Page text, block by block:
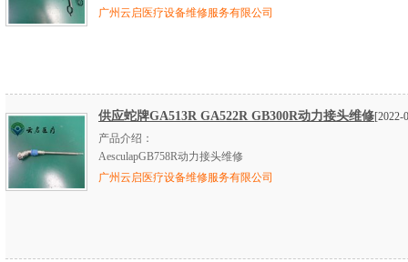
广州云启医疗设备维修服务有限公司
供应蛇牌GA513R GA522R GB300R动力接头维修[2022-
产品介绍：
AesculapGB758R动力接头维修
广州云启医疗设备维修服务有限公司